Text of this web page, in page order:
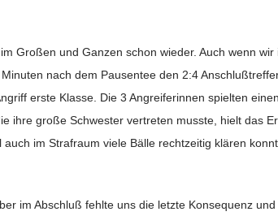
Großen und Ganzen schon wieder. Auch wenn
nach dem Pausentee den 2:4
erste Klasse. Die 3 Angreiferinnen spielten
ihre große Schwester vertreten musste, hielt das
im Strafraum viele Bälle rechtzeitig klären
im Abschluß fehlte uns die letzte Konsequenz